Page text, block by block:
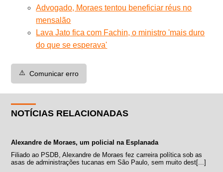
Advogado, Moraes tentou beneficiar réus no
mensalão
Lava Jato fica com Fachin, o ministro 'mais duro
do que se esperava'
⚠️ Comunicar erro
NOTÍCIAS RELACIONADAS
Alexandre de Moraes, um policial na Esplanada
Filiado ao PSDB, Alexandre de Moraes fez carreira política sob as
asas de administrações tucanas em São Paulo, sem muito dest[...]